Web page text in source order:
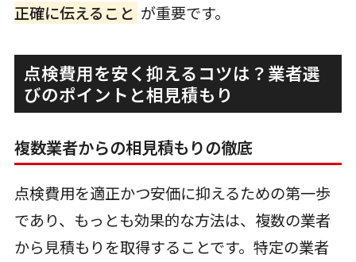
正確に伝えること が重要です。
点検費用を安く抑えるコツは？業者選
びのポイントと相見積もり
複数業者からの相見積もりの徹底
点検費用を適正かつ安価に抑えるための第一歩
であり、もっとも効果的な方法は、複数の業者
から見積もりを取得することです。特定の業者